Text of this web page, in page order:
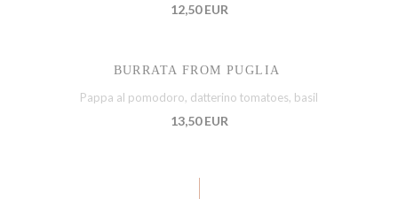
12,50 EUR
BURRATA FROM PUGLIA
Pappa al pomodoro, datterino tomatoes, basil
13,50 EUR